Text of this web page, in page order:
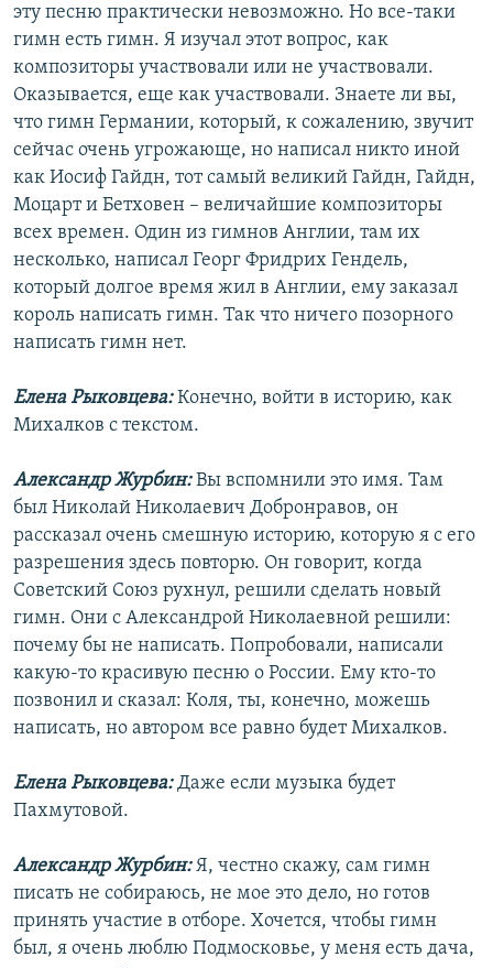
эту песню практически невозможно. Но все-таки
гимн есть гимн. Я изучал этот вопрос, как
композиторы участвовали или не участвовали.
Оказывается, еще как участвовали. Знаете ли вы,
что гимн Германии, который, к сожалению, звучит
сейчас очень угрожающе, но написал никто иной
как Иосиф Гайдн, тот самый великий Гайдн, Гайдн,
Моцарт и Бетховен – величайшие композиторы
всех времен. Один из гимнов Англии, там их
несколько, написал Георг Фридрих Гендель,
который долгое время жил в Англии, ему заказал
король написать гимн. Так что ничего позорного
написать гимн нет.
Елена Рыковцева:Конечно, войти в историю, как
Михалков с текстом.
Александр Журбин:Вы вспомнили это имя. Там
был Николай Николаевич Добронравов, он
рассказал очень смешную историю, которую я с его
разрешения здесь повторю. Он говорит, когда
Советский Союз рухнул, решили сделать новый
гимн. Они с Александрой Николаевной решили:
почему бы не написать. Попробовали, написали
какую-то красивую песню о России. Ему кто-то
позвонил и сказал: Коля, ты, конечно, можешь
написать, но автором все равно будет Михалков.
Елена Рыковцева:Даже если музыка будет
Пахмутовой.
Александр Журбин:Я, честно скажу, сам гимн
писать не собираюсь, не мое это дело, но готов
принять участие в отборе. Хочется, чтобы гимн
был, я очень люблю Подмосковье, у меня есть дача,